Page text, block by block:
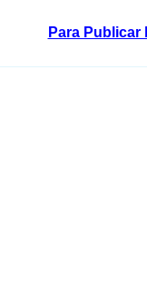
Para Publicar